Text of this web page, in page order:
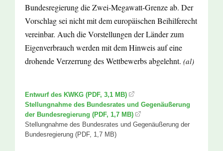
Bundesregierung die Zwei-Megawatt-Grenze ab. Der
Vorschlag sei nicht mit dem europäischen Beihilferecht
vereinbar. Auch die Vorstellungen der Länder zum
Eigenverbrauch werden mit dem Hinweis auf eine
drohende Verzerrung des Wettbewerbs abgelehnt. (al)
Entwurf des KWKG (PDF, 3,1 MB)
Stellungnahme des Bundesrates und Gegenäußerung
der Bundesregierung (PDF, 1,7 MB)
Stellungnahme des Bundesrates und Gegenäußerung der
Bundesregierung (PDF, 1,7 MB)